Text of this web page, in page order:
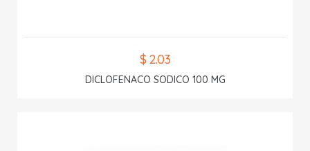
$ 2.03
DICLOFENACO SODICO 100 MG